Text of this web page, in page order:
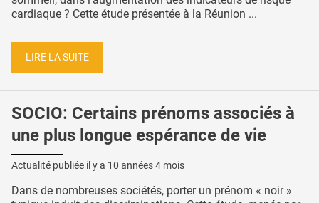
cardiaque ? Cette étude présentée à la Réunion ...
LIRE LA SUITE
SOCIO: Certains prénoms associés à
une plus longue espérance de vie
Actualité publiée il y a 10 années 4 mois
Dans de nombreuses sociétés, porter un prénom « noir »